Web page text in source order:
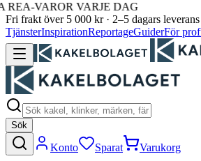
VAROR VARJE DAG
Fri frakt över 5 000 kr · 2–5 dagars leverans
TjänsterInspirationReportageGuiderFör
Sök
Konto Sparat Varukorg